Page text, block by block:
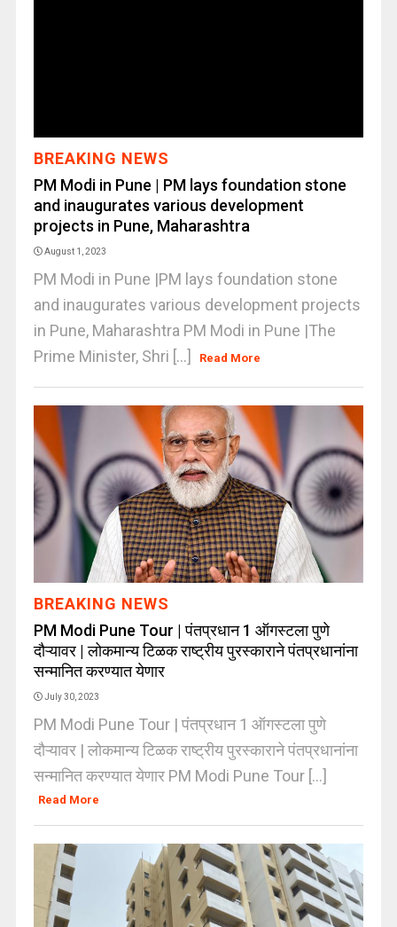
BREAKING NEWS
PM Modi in Pune | PM lays foundation stone
and inaugurates various development
projects in Pune, Maharashtra
August 1, 2023
PM Modi in Pune |PM lays foundation stone
and inaugurates various development projects
in Pune, Maharashtra PM Modi in Pune |The
Prime Minister, Shri [...]
Read More
BREAKING NEWS
PM Modi Pune Tour | पंतप्रधान 1 ऑगस्टला पुणे
दौऱ्यावर | लोकमान्य टिळक राष्ट्रीय पुरस्काराने पंतप्रधानांना
सन्मानित करण्यात येणार
July 30, 2023
PM Modi Pune Tour | पंतप्रधान 1 ऑगस्टला पुणे
दौऱ्यावर | लोकमान्य टिळक राष्ट्रीय पुरस्काराने पंतप्रधानांना
सन्मानित करण्यात येणार PM Modi Pune Tour [...]
Read More